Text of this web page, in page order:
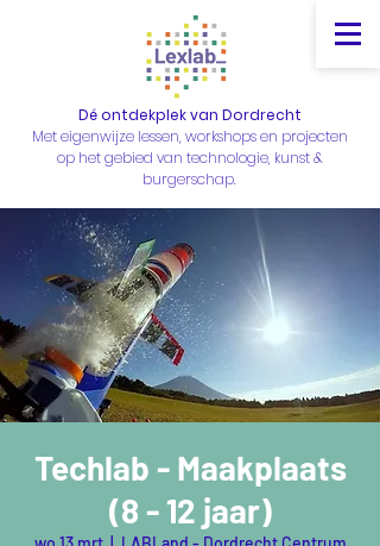
Dé ontdekplek van Dordrecht
Met eigenwijze lessen, workshops en projecten
op het gebied van technologie, kunst &
burgerschap.
Techlab - Maakplaats
(8 - 12 jaar)